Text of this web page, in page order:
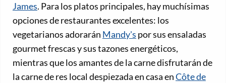
James. Para los platos principales, hay muchísimas
opciones de restaurantes excelentes: los
vegetarianos adorarán Mandy's por sus ensaladas
gourmet frescas y sus tazones energéticos,
mientras que los amantes de la carne disfrutarán de
la carne de res local despiezada en casa enCôte de